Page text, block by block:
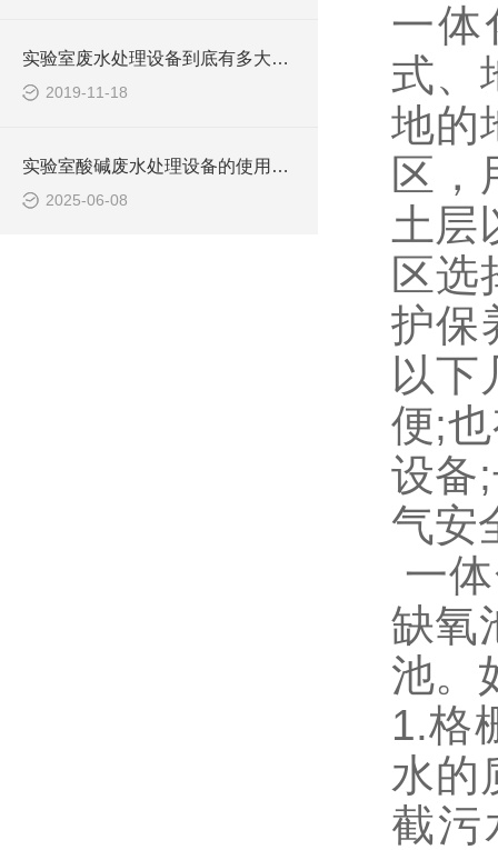
实验室废水处理设备到底有多大的本事？
2019-11-18
实验室酸碱废水处理设备的使用可提高生态环保
2025-06-08
一体
式、
地的
区，
土层
区选
护保
以下
便;
设备
气安
一
缺氧
池。
1.格
水的
截污